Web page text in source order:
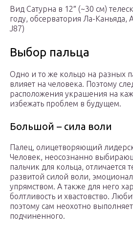
Вид Сатурна в 12″ (~30 см)
году, обсерватория Ла-Каньяда,
J87)
Выбор пальца
Одно и то же кольцо на разных
влияет на человека. Поэтому
расположения украшения на
избежать проблем в будущем.
Большой – сила воли
Палец, олицетворяющий
Человек, неосознанно
пальчик для кольца, отличается
развитой силой воли,
упрямством. А также для него
болтливость и хвастовство.
поэтому сам неохотно
подчиненного.